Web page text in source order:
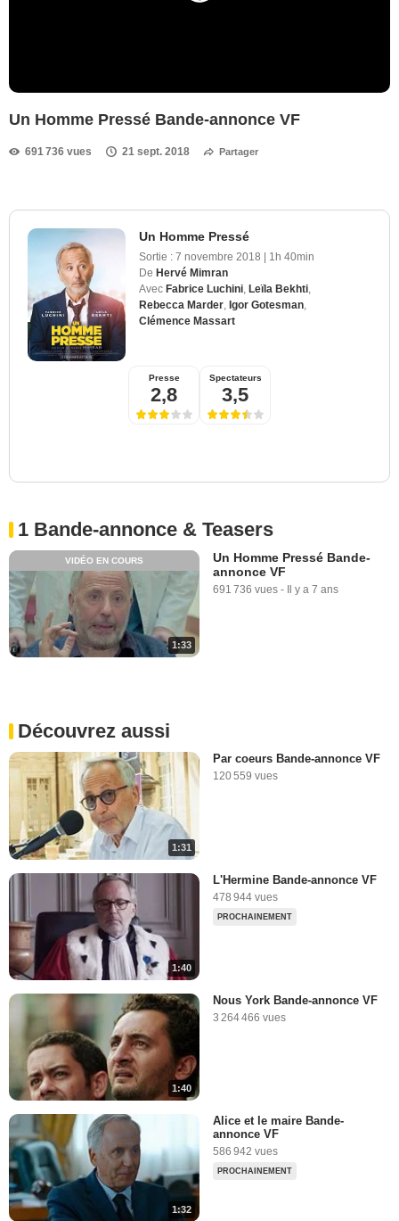
Un Homme Pressé Bande-annonce VF
691 736 vues 21 sept. 2018 Partager
Un Homme Pressé
Sortie : 7 novembre 2018 | 1h 40min
De Hervé Mimran
Avec Fabrice Luchini Leïla Bekhti
Rebecca Marder Igor Gotesman
Clémence Massart
Presse
2,8
Spectateurs
3,5
1 Bande-annonce & Teasers
1:33
VIDÉO EN COURS
Un Homme Pressé Bande-
annonce VF
691 736 vues - Il y a 7 ans
Découvrez aussi
1:31
Par coeurs Bande-annonce VF
120 559 vues
1:40
L'Hermine Bande-annonce VF
478 944 vues
PROCHAINEMENT
1:40
Nous York Bande-annonce VF
3 264 466 vues
1:32
Alice et le maire Bande-
annonce VF
586 942 vues
PROCHAINEMENT